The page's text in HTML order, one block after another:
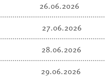
26.06.2026
27.06.2026
28.06.2026
29.06.2026